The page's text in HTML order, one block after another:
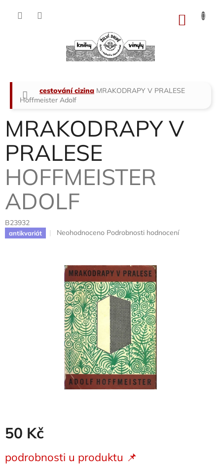
Domů
cestování cizina MRAKODRAPY V PRALESE
Hoffmeister Adolf
MRAKODRAPY V
PRALESE
HOFFMEISTER
ADOLF
B23932
antikvariát
Průměrné
0,0
hvězdiček.
Neohodnoceno Podrobnosti hodnocení
50 Kč
cena:
podrobnosti u produktu 📌